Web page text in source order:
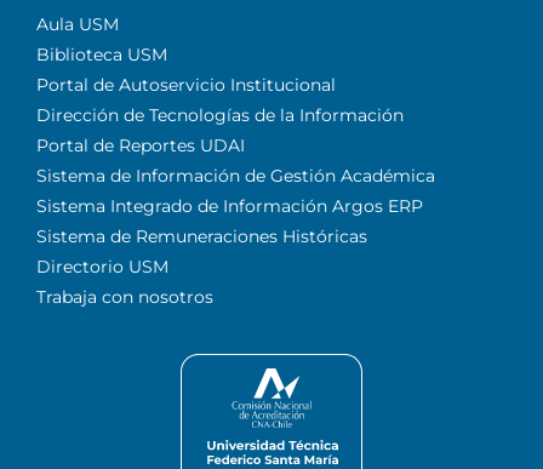
Aula USM
Biblioteca USM
Portal de Autoservicio Institucional
Dirección de Tecnologías de la Información
Portal de Reportes UDAI
Sistema de Información de Gestión Académica
Sistema Integrado de Información Argos ERP
Sistema de Remuneraciones Históricas
Directorio USM
Trabaja con nosotros